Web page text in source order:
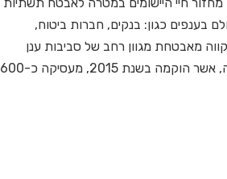
בענפים כגון: בנקים, חברות ביטוח,
מאבטחת מגוון רחב של סביבות ענן
ציבורי ופרטי: קונטיינרים, serverless ומכונות וירטואליות בענן. אקווה, אשר הוקמה בשנת 2015, מעסיקה כ-600